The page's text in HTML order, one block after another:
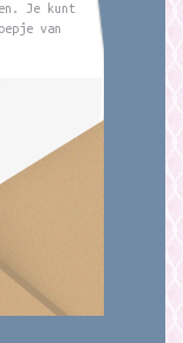
Je kunt
van